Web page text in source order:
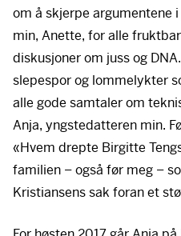
om å skjerpe argumentene
min, Anette, for alle
diskusjoner om juss og DNA
slepespor og lommelykter
alle gode samtaler om
Anja, yngstedatteren min.
«Hvem drepte Birgitte
familien – også før meg –
Kristiansens sak foran et